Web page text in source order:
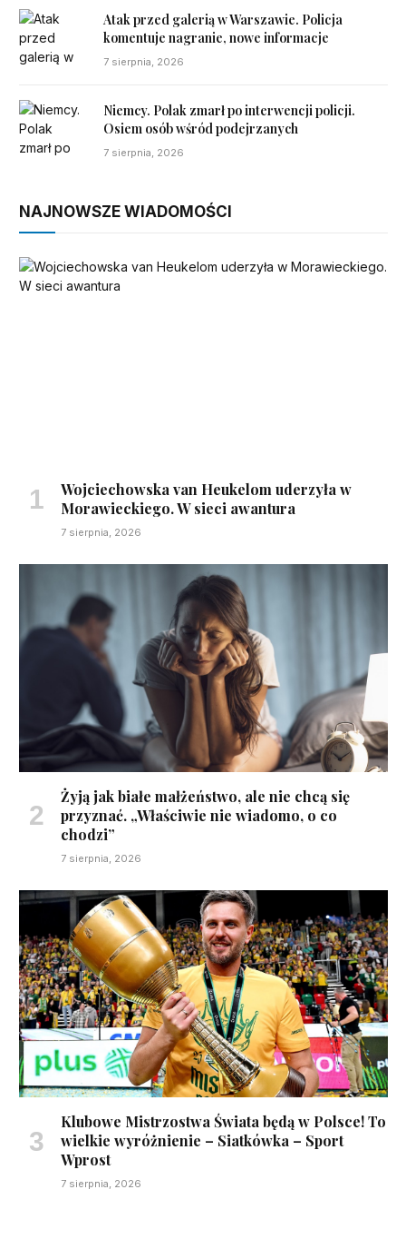
Atak przed galerią w Warszawie. Policja
komentuje nagranie, nowe informacje
7 sierpnia, 2026
Niemcy. Polak zmarł po interwencji policji.
Osiem osób wśród podejrzanych
7 sierpnia, 2026
NAJNOWSZE WIADOMOŚCI
Wojciechowska van Heukelom uderzyła w
Morawieckiego. W sieci awantura
7 sierpnia, 2026
Żyją jak białe małżeństwo, ale nie chcą się
przyznać. „Właściwie nie wiadomo, o co
chodzi”
7 sierpnia, 2026
Klubowe Mistrzostwa Świata będą w Polsce! To
wielkie wyróżnienie – Siatkówka – Sport
Wprost
7 sierpnia, 2026